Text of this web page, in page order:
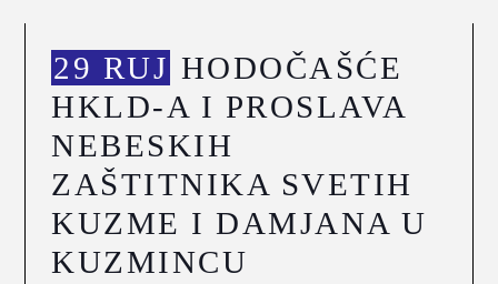
29 RUJ HODOČAŠĆE
HKLD-A I PROSLAVA
NEBESKIH
ZAŠTITNIKA SVETIH
KUZME I DAMJANA U
KUZMINCU